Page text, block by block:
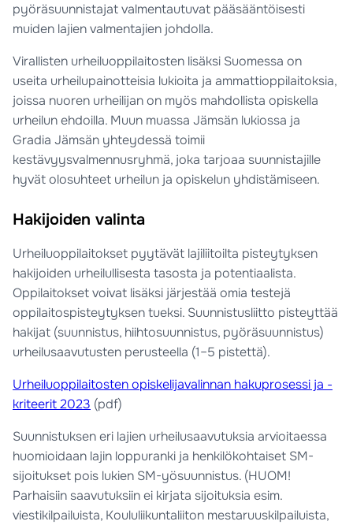
pyöräsuunnistajat valmentautuvat pääsääntöisesti
muiden lajien valmentajien johdolla.
Virallisten urheiluoppilaitosten lisäksi Suomessa on
useita urheilupainotteisia lukioita ja ammattioppilaitoksia,
joissa nuoren urheilijan on myös mahdollista opiskella
urheilun ehdoilla. Muun muassa Jämsän lukiossa ja
Gradia Jämsän yhteydessä toimii
kestävyysvalmennusryhmä, joka tarjoaa suunnistajille
hyvät olosuhteet urheilun ja opiskelun yhdistämiseen.
Hakijoiden valinta
Urheiluoppilaitokset pyytävät lajiliitoilta pisteytyksen
hakijoiden urheilullisesta tasosta ja potentiaalista.
Oppilaitokset voivat lisäksi järjestää omia testejä
oppilaitospisteytyksen tueksi. Suunnistusliitto pisteyttää
hakijat (suunnistus, hiihtosuunnistus, pyöräsuunnistus)
urheilusaavutusten perusteella (1–5 pistettä).
Urheiluoppilaitosten opiskelijavalinnan hakuprosessi ja -
kriteerit 2023 (pdf)
Suunnistuksen eri lajien urheilusaavutuksia arvioitaessa
huomioidaan lajin loppuranki ja henkilökohtaiset SM-
sijoitukset pois lukien SM-yösuunnistus. (HUOM!
Parhaisiin saavutuksiin ei kirjata sijoituksia esim.
viestikilpailuista, Koululiikuntaliiton mestaruuskilpailuista,